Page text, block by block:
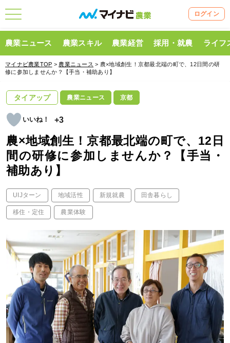
ログイン
農業ニュース 農業スキル 農業経営 採用・就農 ライフ
マイナビ農業TOP > 農業ニュース > 農×地域創生！京都最北端の町で、12日間の研
修に参加しませんか？【手当・補助あり】
タイアップ 農業ニュース 京都
+3
農×地域創生！京都最北端の町で、12日
間の研修に参加しませんか？【手当・
補助あり】
UIJターン 地域活性 新規就農 田舎暮らし
移住・定住 農業体験